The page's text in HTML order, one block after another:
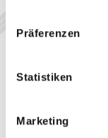
Präferenzen
Statistiken
Marketing